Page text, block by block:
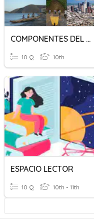
COMPONENTES DEL ESPACIO GEOGRAFICO
10 Q 10th
ESPACIO LECTOR
10 Q 10th - 11th